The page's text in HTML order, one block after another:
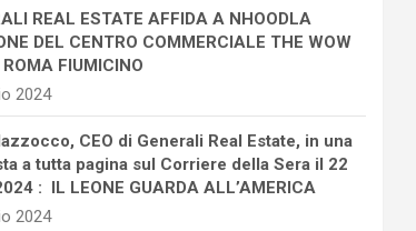
REAL ESTATE AFFIDA A NHOODLA
DEL CENTRO COMMERCIALE THE WOW
FIUMICINO
2024
CEO di Generali Real Estate, in una
a tutta pagina sul Corriere della Sera il 22
: IL LEONE GUARDA ALL’AMERICA
2024